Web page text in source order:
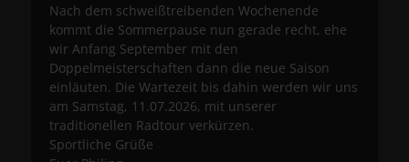
Nach dem schweißtreibenden Wochenende
kommt die Sommerpause nun gerade recht, ehe
wir Anfang September mit den
Doppelmeisterschaften dann die neue Saison
einläuten. Die Wartezeit bis dahin werden wir uns
am Samstag, 11.07.2026, mit unserer
traditionellen Radtour verkürzen.
Sportliche Grüße